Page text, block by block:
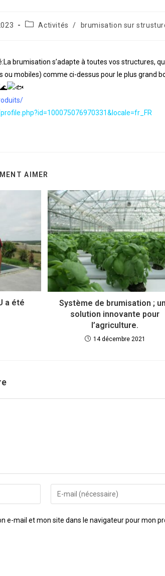
Activités / brumisation sur
brumisation s’adapte à toutes vos structures,
ou mobiles) comme ci-dessus pour le plus grand
AIMER
a été
Système de brumisation ;
solution innovante pour
l’agriculture.
14 décembre 2021
e-mail et mon site dans le navigateur pour mon